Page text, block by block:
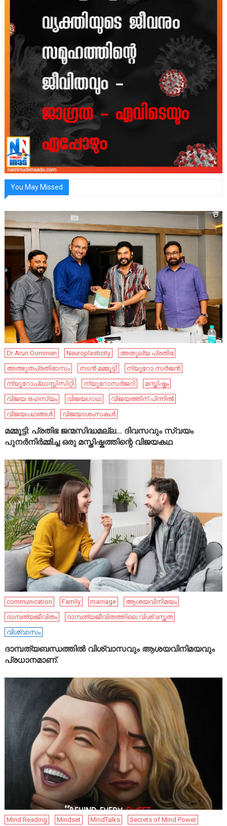
You May Missed
Dr Arun Oommen Neuroplasticity
അതുല്യ പ്രതിഭ
അത്ഭുതപ്രതിഭാസം
നടൻ മമ്മൂട്ടി
ന്യൂറോ സർജൻ
ന്യൂറോപ്ലാസ്റ്റിസിറ്റി
ന്യൂറോസർജറി
മസ്തിഷ്കം
വിജയ രഹസ്യം
വിജയഗാഥ
വിജയത്തിന് പിന്നിൽ
വിജയപഥങ്ങൾ
വിജയാശംസകൾ
മമ്മൂട്ടി: പ്രതിഭ ജന്മസിദ്ധമല്ല… ദിവസവും സ്വയം
പുനർനിർമ്മിച്ച ഒരു മസ്തിഷ്കത്തിന്റെ വിജയകഥ
communication Family marriage
ആശയവിനിമയം
ദാമ്പത്യജീവിതം
ദാമ്പത്യജീവിതത്തിലെ വിശ്വസ്തത
വിശ്വാസം
ദാമ്പത്യബന്ധത്തിൽ വിശ്വാസവും ആശയവിനിമയവും
പ്രധാനമാണ്.
Mind Reading Mindset MindTalks
Secrets of Mind Power